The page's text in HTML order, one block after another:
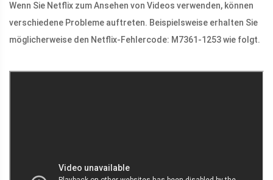
Wenn Sie Netflix zum Ansehen von Videos verwenden, können
verschiedene Probleme auftreten. Beispielsweise erhalten Sie
möglicherweise den Netflix-Fehlercode: M7361-1253 wie folgt.